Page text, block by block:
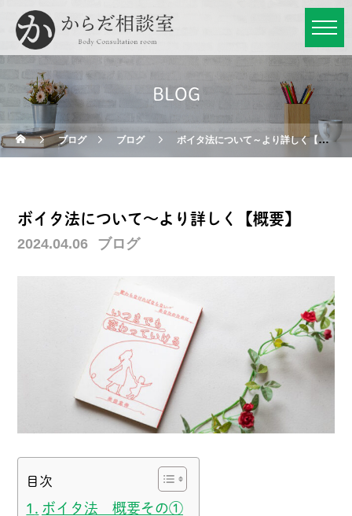
BLOG
ブログ ブログ ボイタ法について～より詳しく【概要】
ボイタ法について～より詳しく【概要】
2024.04.06
ブログ
目次
ボイタ法 概要その①